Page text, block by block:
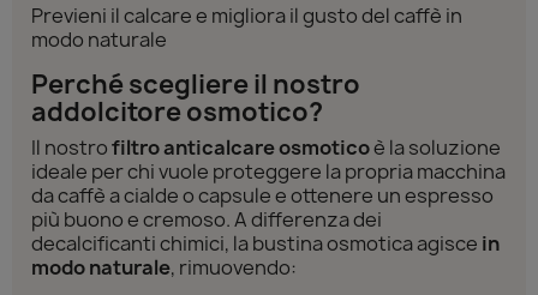
Previeni il calcare e migliora il gusto del caffè in
modo naturale
Perché scegliere il nostro
addolcitore osmotico?
Il nostrofiltro anticalcare osmoticoè la soluzione
ideale per chi vuole proteggere la propria macchina
da caffè a cialde o capsule e ottenere un espresso
più buono e cremoso. A differenza dei
decalcificanti chimici, la bustina osmotica agisce in
modo naturale, rimuovendo: